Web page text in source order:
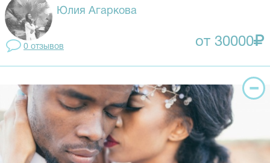
Юлия Агаркова
0 отзывов от 30000